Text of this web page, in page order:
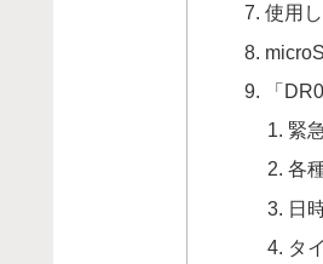
使用
「
緊
各
日
タ